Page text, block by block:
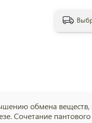
обмена
Сочетание